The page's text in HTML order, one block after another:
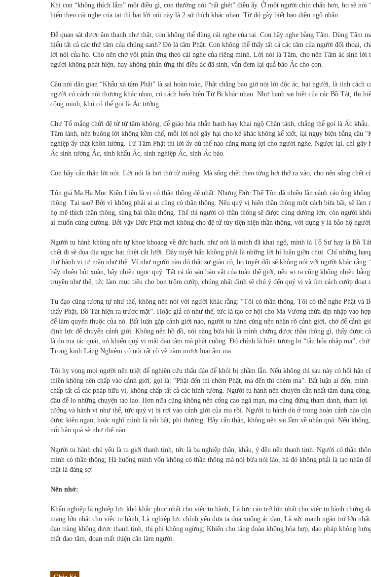
Khi con “không thích lắm” một điều gì, con thường nói “rất ghét” điều ấy. Ở một người chín chắn hơn, họ sẽ nói
hiểu theo cái nghe của tai thì hai lời nói này là 2 sở thích khác nhau. Từ đó gây biết bao điều ngộ nhận.
Ðể quan sát được âm thanh như thật, con không thể dùng cái nghe của tai. Con hãy nghe bằng Tâm. Dùng Tâm
hiểu tất cả các thứ tâm của chúng sanh? Ðó là tâm Phật. Con không thể thấy tất cả các tâm của người đối thoại,
lời nói của họ. Cho nên chớ vội phản ứng theo cái nghe của riêng mình. Lời nói là Tâm, cho nên Tâm ác sinh lời
người không phát hiện, hay không phản ứng thì điều ác đã sinh, vẫn đem lại quả báo Ác cho con.
Câu nói dân gian “Khẩu xà tâm Phật” là sai hoàn toàn, Phật chẳng bao giờ nói lời độc ác, hại người, là tính cách
người có cách nói thương khác nhau, có cách biểu hiện Từ Bi khác nhau. Như hạnh sai biệt của các Bồ Tát, thị
công minh, khó có thể gọi là Ác tướng.
Chư Tổ mắng chửi đệ tử từ tâm không, để giáo hóa nhẫn hạnh hay khai ngộ Chân tánh, chẳng thể gọi là Ác
Tâm lành, nên buông lời không kềm chế, mỗi lời nói gây hại cho kẻ khác không kể xiết, lại ngụy biện bằng câu
nghiệp ấy thật khôn lường. Từ Tâm Phật thì lời ấy dù thế nào cũng mang lợi cho người nghe. Ngược lại, chỉ gây
Ác sinh tướng Ác, sinh khẩu Ác, sinh nghiệp Ác, sinh Ác báo.
Con hãy cẩn thận lời nói. Lời nói là hơi thở từ miệng. Mà sống chết theo từng hơi thở ra vào, cho nên sống chết
Tôn giả Ma Ha Mục Kiền Liên là vị có thần thông đệ nhất. Nhưng Đức Thế Tôn đã nhiều lần cảnh cáo ông
thông. Tại sao? Bởi vì không phải ai ai cũng có thần thông. Nếu quý vị hiện thần thông một cách bừa bãi, sẽ
họ mê thích thần thông, sùng bái thần thông. Thế thì người có thần thông sẽ được cúng dường lớn, còn người
ai muốn cúng dường. Bởi vậy Đức Phật mới không cho đệ tử tùy tiện hiện thần thông, với dụng ý là bảo hộ người
Người tu hành không nên tự khoe khoang về đức hạnh, như nói là mình đã khai ngộ, mình là Tổ Sư hay là Bồ
chết đi sẽ đọa địa ngục bạt thiệt cắt lưỡi. Đây tuyệt hẳn không phải là những lời hí luận giỡn chơi. Chỉ những
thứ hành vi tự mãn như thế. Ví như người nào đó thật sự giàu có, họ tuyệt đối sẽ không nói với người khác rằng:
bấy nhiêu hột xoàn, bấy nhiêu ngọc quý. Tất cả tài sản bảo vật của toàn thế giới, nếu so ra cũng không nhiều
truyền như thế, tức làm mục tiêu cho bọn trộm cướp, chúng nhất định sẽ chú ý đến quý vị và tìm cách cướp đoạt
Tu đạo cũng tương tự như thế, không nên nói với người khác rằng: “Tôi có thần thông. Tôi có thể nghe Phật và
thấy Phật, Bồ Tát hiện ra trước mặt”. Hoặc giả có như thế, tức là tạo cơ hội cho Ma Vương thừa dịp nhập vào
để làm quyến thuộc của nó. Bất luận gặp cảnh giới nào, người tu hành cũng nên nhận rõ cảnh giới, chớ để cảnh
định lực để chuyển cảnh giới. Không nên hồ đồ, nói năng bừa bãi là mình chứng được thần thông gì, thấy được
là do ma tác quái, nó khiến quý vị mất đạo tâm mà phát cuồng. Đó chính là hiện tượng bị “tẩu hỏa nhập ma”,
Trong kinh Lăng Nghiêm có nói rất rõ về năm mươi loại ấm ma.
Tôi hy vọng mọi người nên triệt để nghiên cứu thấu đáo để khỏi bị nhầm lẫn. Nếu không thì sau này có hối hận
thiền không nên chấp vào cảnh giới, gọi là: “Phật đến thì chém Phật, ma đến thì chém ma”. Bất luận ai đến,
chấp tất cả các pháp hữu vi, không chấp tất cả các hình tướng. Người tu hành nên chuyên cần nhất tâm dụng
đâu để lo những chuyện tào lao. Hơn nữa cũng không nên cống cao ngã mạn, mà cũng đừng tham danh, tham
tưởng và hành vi như thế, tức quý vị bị rơi vào cảnh giới của ma rồi. Người tu hành dù ở trong hoàn cảnh nào
được kiêu ngạo, hoặc nghĩ mình là nổi bật, phi thường. Hãy cẩn thận, không nên sai lầm về nhân quả. Nếu
nổi hậu quả sẽ như thế nào.
Người tu hành chủ yếu là tu giới thanh tịnh, tức là ba nghiệp thân, khẩu, ý đều nên thanh tịnh. Người có thần
mình có thần thông; Hà huống mình vốn không có thần thông mà nói bừa nói láo, há đó không phải là tạo nhân
thật là đáng sợ!
Nên nhớ:
Khẩu nghiệp là nghiệp lực khó khắc phục nhất cho việc tu hành; Là lực cản trở lớn nhất cho việc tu hành chứng
mạng lớn nhất cho việc tu hành; Là nghiệp lực chính yếu đưa ta đọa xuống ác đạo; Là sức mạnh ngăn trở lớn
đạo tràng không được thanh tịnh, thị phi không ngừng; Khiến cho tăng đoàn không hòa hợp, đạo pháp không
mất đạo tâm, đoạn mất thiện căn làm người.